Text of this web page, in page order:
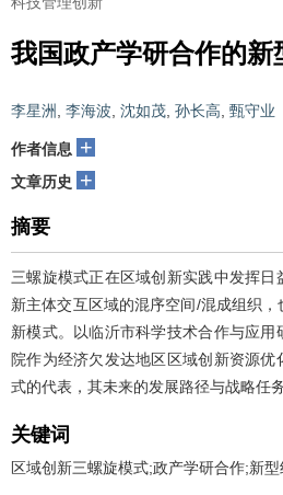
我国政产学研合作的新
李星洲 李海波 沈如茂 孙长高 甄守业
作者信息 +
文章历史 +
摘要
三螺旋模式正在区域创新实践中发挥日
新主体交互区域的混序空间/混成组织
新模式。以临沂市科学技术合作与应
院作为经济欠发达地区区域创新资源
式的代表，其未来的发展路径与战略任务
关键词
区域创新三螺旋模式;政产学研合作;新